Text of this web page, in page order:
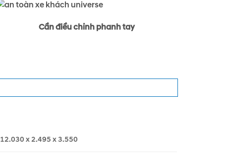
Cần điều chỉnh phanh tay
12.030 x 2.495 x 3.550